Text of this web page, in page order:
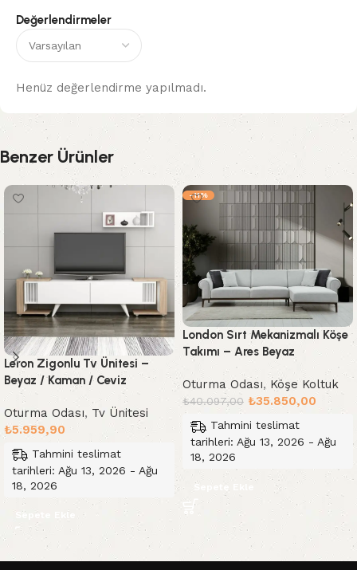
Değerlendirmeler
Henüz değerlendirme yapılmadı.
Benzer Ürünler
Leron Zigonlu Tv Ünitesi –
Beyaz / Kaman / Ceviz
Oturma Odası, Tv Ünitesi
₺5.959,90
Tahmini teslimat
tarihleri: Ağu 13, 2026 - Ağu
18, 2026
Sepete Ekle
-11%
London Sırt Mekanizmalı Köşe
Takımı – Ares Beyaz
Oturma Odası, Köşe Koltuk
₺40.097,00 ₺35.850,00
Tahmini teslimat
tarihleri: Ağu 13, 2026 - Ağu
18, 2026
Sepete Ekle
Read More